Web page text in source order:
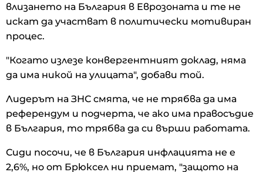
влизането на България в Еврозоната и те не
искат да участват в политически мотивиран
процес.
"Когато излезе конвергентният доклад, няма
да има никой на улицата", добави той.
Лидерът на ЗНС смята, че не трябва да има
референдум и подчерта, че ако има правосъдие
в България, то трябва да си върши работата.
Сиди посочи, че в България инфлацията не е
2,6%, но от Брюксел ни приемат, "защото на